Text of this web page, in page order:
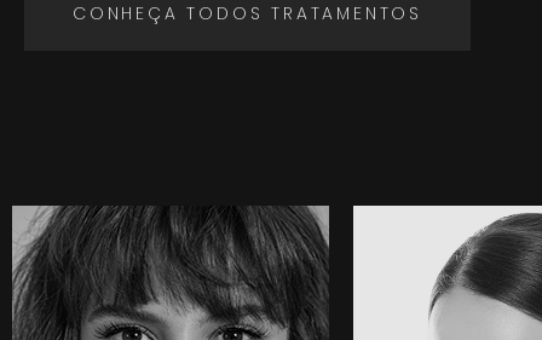
CONHEÇA TODOS TRATAMENTOS